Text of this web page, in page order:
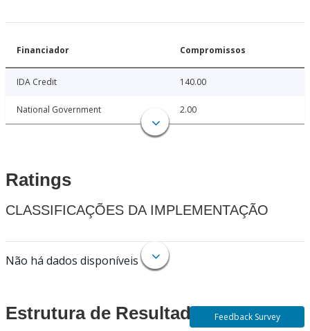
Financiador Compromissos
IDA Credit 140.00
National Government 2.00
Ratings
CLASSIFICAÇÕES DA IMPLEMENTAÇÃO
Não há dados disponíveis
Estrutura de Resultados Feedback Survey